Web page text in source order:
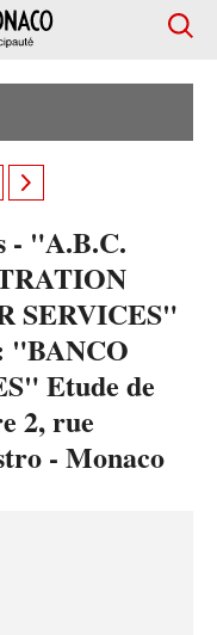
- "A.B.C.
SERVICES"
"BANCO
Etude de
2, rue
- Monaco